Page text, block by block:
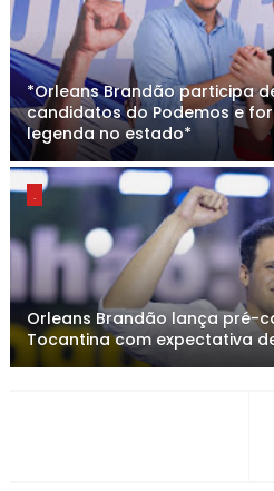
*Orleans Brandão participa
candidatos do Podemos e
legenda no estado*
.
Orleans Brandão lança pré-
Tocantina com expectativa